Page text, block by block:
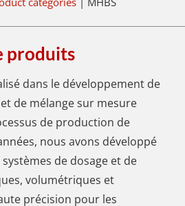
produits
dans le développement de
de mélange sur mesure
de production de
nous avons développé
de dosage et de
volumétriques et
précision pour les